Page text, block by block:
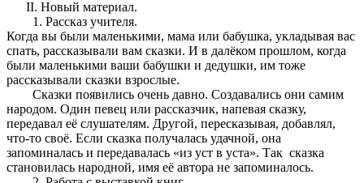
II. Новый материал.
Рассказ учителя.
Когда вы были маленькими, мама или бабушка, укладывая вас
спать, рассказывали вам сказки. И в далёком прошлом, когда
были маленькими ваши бабушки и дедушки, им тоже
рассказывали сказки взрослые.
Сказки появились очень давно. Создавались они самим
народом. Один певец или рассказчик, напевая сказку,
передавал её слушателям. Другой, пересказывая, добавлял,
что-то своё. Если сказка получалась удачной, она
запоминалась и передавалась «из уст в уста». Так сказка
становилась народной, имя её автора не запоминалось.